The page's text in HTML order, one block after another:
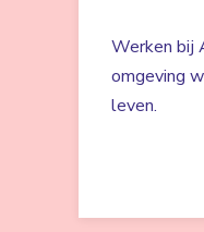
Werken bij
omgeving
leven.